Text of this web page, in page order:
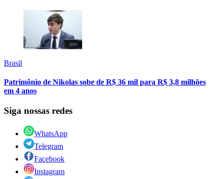
Brasil
Patrimônio de Nikolas sobe de R$ 36 mil para R$ 3,8 milhões
em 4 anos
Siga nossas redes
WhatsApp
Telegram
Facebook
Instagram